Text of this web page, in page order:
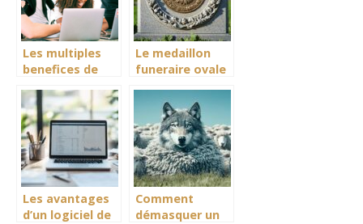
Les multiples
benefices de
une agence
social media
paris
Le medaillon
funeraire ovale
quand la realite
augmentee
sublime le
souvenir
Les avantages
d’un logiciel de
Comment
démasquer un